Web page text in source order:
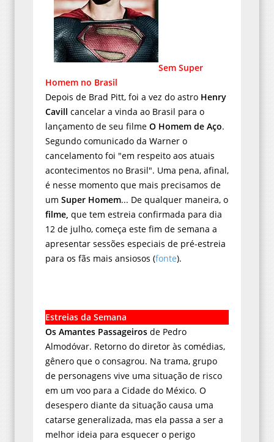
Sem Super
Homem no Brasil
Depois de Brad Pitt, foi a vez do astro Henry
Cavill cancelar a vinda ao Brasil para o
lançamento de seu filme O Homem de Aço.
Segundo comunicado da Warner o
cancelamento foi "em respeito aos atuais
acontecimentos no Brasil". Uma pena, afinal,
é nesse momento que mais precisamos de
um Super Homem... De qualquer maneira, o
filme, que tem estreia confirmada para dia
12 de julho, começa este fim de semana a
apresentar sessões especiais de pré-estreia
para os fãs mais ansiosos (fonte).
Estreias da Semana
Os Amantes Passageiros de Pedro
Almodóvar. Retorno do diretor às comédias,
gênero que o consagrou. Na trama, grupo
de personagens vive uma situação de risco
em um voo para a Cidade do México. O
desespero diante da situação causa uma
catarse generalizada, mas ela passa a ser a
melhor ideia para esquecer o perigo